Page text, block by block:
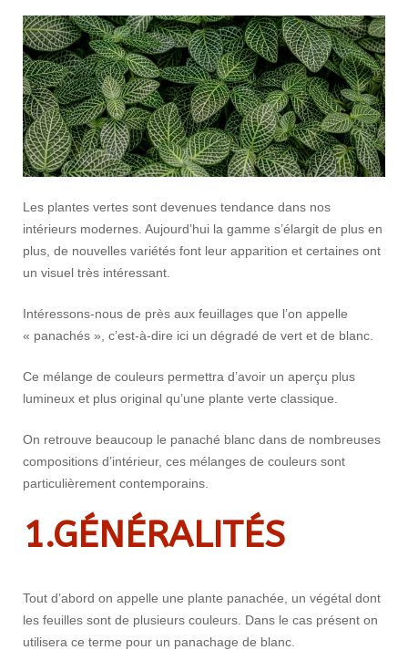
Les plantes vertes sont devenues tendance dans nos
intérieurs modernes. Aujourd’hui la gamme s’élargit de plus en
plus, de nouvelles variétés font leur apparition et certaines ont
un visuel très intéressant.
Intéressons-nous de près aux feuillages que l’on appelle
« panachés », c’est-à-dire ici un dégradé de vert et de blanc.
Ce mélange de couleurs permettra d’avoir un aperçu plus
lumineux et plus original qu’une plante verte classique.
On retrouve beaucoup le panaché blanc dans de nombreuses
compositions d’intérieur, ces mélanges de couleurs sont
particulièrement contemporains.
1.GÉNÉRALITÉS
Tout d’abord on appelle une plante panachée, un végétal dont
les feuilles sont de plusieurs couleurs. Dans le cas présent on
utilisera ce terme pour un panachage de blanc.